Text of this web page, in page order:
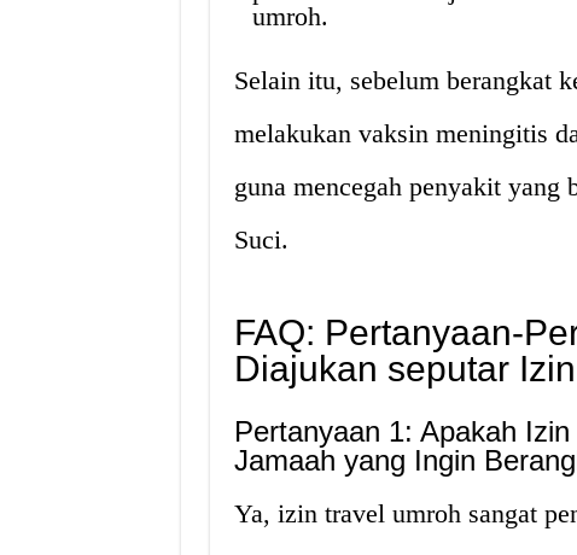
umroh.
Selain itu, sebelum berangkat
melakukan vaksin meningitis
guna mencegah penyakit yang
Suci.
FAQ: Pertanyaan-
Diajukan seputar
Pertanyaan 1: Apakah
Jamaah yang Ingin
Ya, izin travel umroh sangat